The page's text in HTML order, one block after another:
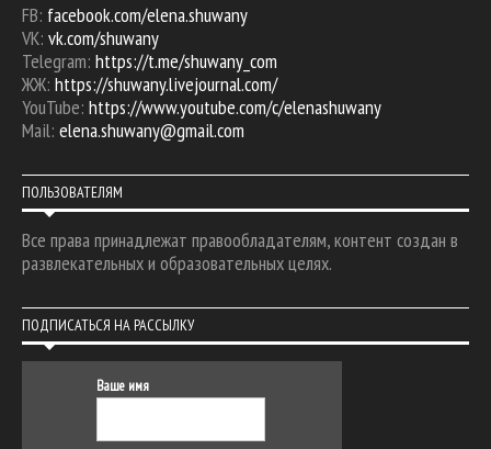
FB: facebook.com/elena.shuwany
VK: vk.com/shuwany
Telegram: https://t.me/shuwany_com
ЖЖ: https://shuwany.livejournal.com/
YouTube: https://www.youtube.com/c/elenashuwany
Mail: elena.shuwany@gmail.com
ПОЛЬЗОВАТЕЛЯМ
Все права принадлежат правообладателям, контент создан в
развлекательных и образовательных целях.
ПОДПИСАТЬСЯ НА РАССЫЛКУ
Ваше имя